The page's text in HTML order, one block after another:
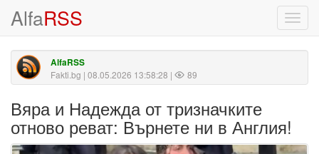
AlfaRSS
AlfaRSS
Fakti.bg | 08.05.2026 13:58:28 | 89
Вяра и Надежда от тризначките
отново реват: Върнете ни в Англия!